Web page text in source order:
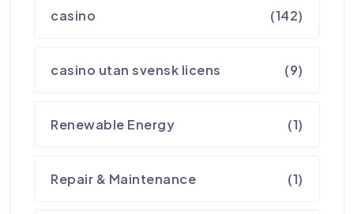
casino (142)
casino utan svensk licens (9)
Renewable Energy (1)
Repair & Maintenance (1)